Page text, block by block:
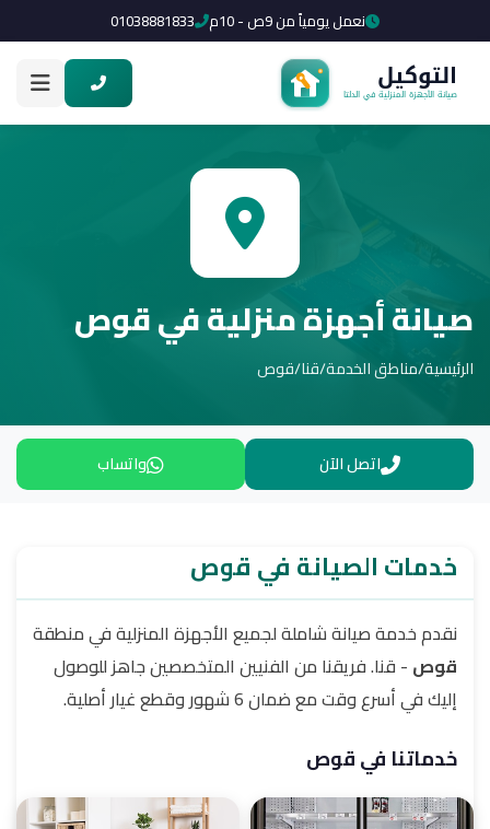
نعمل يومياً من 9ص - 10م 01038881833
صيانة أجهزة منزلية في قوص
الرئيسية/مناطق الخدمة/قنا/قوص
اتصل الآن واتساب
خدمات الصيانة في قوص
نقدم خدمة صيانة شاملة لجميع الأجهزة المنزلية في منطقة
قوص - قنا. فريقنا من الفنيين المتخصصين جاهز للوصول
إليك في أسرع وقت مع ضمان 6 شهور وقطع غيار أصلية.
خدماتنا في قوص